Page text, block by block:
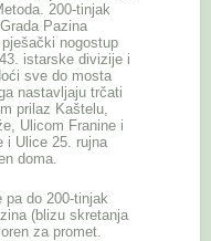
200-tinjak
Pazina
nogostup
istarske divizije i
sve do mosta
nastavljaju trčati
prilaz Kaštelu,
Ulicom Franine i
i Ulice 25. rujna
doma.
pa do 200-tinjak
(blizu skretanja
za promet.